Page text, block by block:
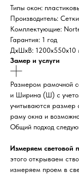
Типы окон:
Производитель:
Комплектующие:
Гарантия: 1 год
ДxШxВ: 1200x550x10
Замер и услуги
Размером рамочной
и Ширина (Ш) с
учитываются размер
раму окна и
Общий подход
Измеряем
этого открываем
измеряем проем в